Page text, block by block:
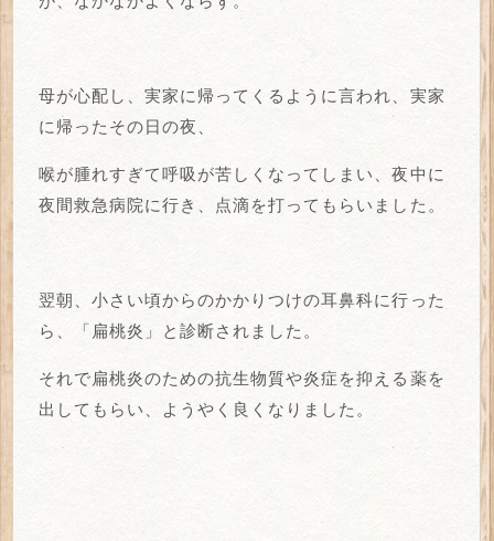
母が心配し、実家に帰ってくるように言われ、実家
に帰ったその日の夜、
喉が腫れすぎて呼吸が苦しくなってしまい、夜中に
夜間救急病院に行き、点滴を打ってもらいました。
翌朝、小さい頃からのかかりつけの耳鼻科に行った
ら、「扁桃炎」と診断されました。
それで扁桃炎のための抗生物質や炎症を抑える薬を
出してもらい、ようやく良くなりました。